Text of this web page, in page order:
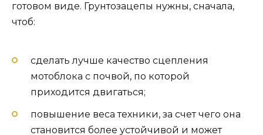
готовом виде. Грунтозацепы нужны, сначала,
чтоб:
сделать лучше качество сцепления
мотоблока с почвой, по которой
приходится двигаться;
повышение веса техники, за счет чего она
становится более устойчивой и может